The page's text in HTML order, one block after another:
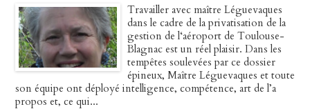
Travailler avec maître Léguevaques
dans le cadre de la privatisation de la
gestion de l‘aéroport de Toulouse-
Blagnac est un réel plaisir. Dans les
tempêtes soulevées par ce dossier
épineux, Maître Léguevaques et toute
son équipe ont déployé intelligence, compétence, art de l’a
propos et, ce qui...